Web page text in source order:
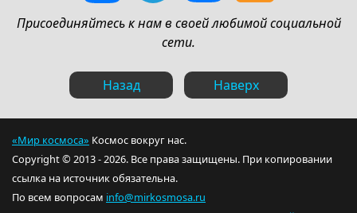
Присоединяйтесь к нам в своей любимой социальной
сети.
Назад Наверх
«Мир космоса» Космос вокруг нас.
Copyright © 2013 - 2026. Все права защищены. При копировании
ссылка на источник обязательна.
По всем вопросам info@mirkosmosa.ru